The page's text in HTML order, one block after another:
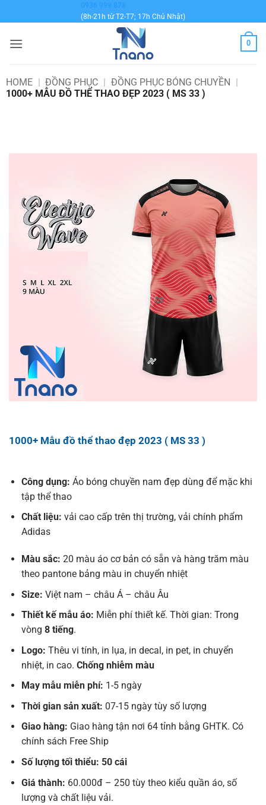
qua
dung
0936 999 878
(8h-21h từ T2-T7; 17h Chủ Nhật)
0
HOME | ĐỒNG PHỤC | ĐỒNG PHỤC BÓNG CHUYỀN |
1000+ MẪU ĐỒ THỂ THAO ĐẸP 2023 ( MS 33 )
1000+ Mẫu đồ thể thao đẹp 2023 ( MS 33 )
Công dụng: Áo bóng chuyền nam đẹp dùng để mặc khi
tập thể thao
Chất liệu: vải cao cấp trên thị trường, vải chính phẩm
Adidas
Màu sắc: 20 màu áo cơ bản có sẵn và hàng trăm màu
theo pantone bảng màu in chuyển nhiệt
Size: Việt nam – châu Á – châu Âu
Thiết kế mẫu áo: Miễn phí thiết kế. Thời gian: Trong
vòng 8 tiếng.
Logo: Thêu vi tính, in lụa, in decal, in pet, in chuyển
nhiệt, in cao. Chống nhiễm màu
May mẫu miễn phí: 1-5 ngày
Thời gian sản xuất: 07-15 ngày tùy số lượng
Giao hàng: Giao hàng tận nơi 64 tỉnh bằng GHTK. Có
chính sách Free Ship
Số lượng tối thiểu: 50 cái
Giá thành: 60.000đ – 250 tùy theo kiểu quần áo, số
lượng và chất liệu vải.